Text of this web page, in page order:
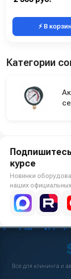
⚡ В
Категории
курсе
Новинки
наших
Всё для клининга и